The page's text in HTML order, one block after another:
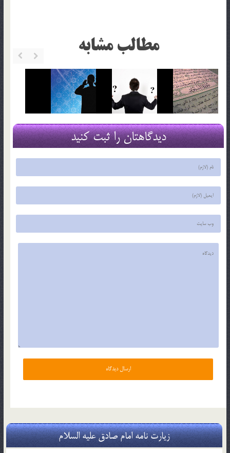
مطالب مشابه
دیدگاهتان را ثبت کنید
زیارت نامه امام صادق علیه السلام